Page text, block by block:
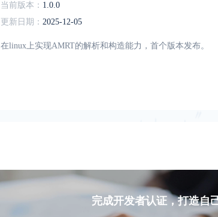
当前版本： 1.0.0
更新日期： 2025-12-05
在linux上实现AMRT的解析和构造能力，首个版本发布。
完成开发者认证，打造自